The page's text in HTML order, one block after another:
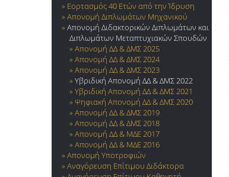
Εορτασμός 40 Ετών από την Ίδρυση
Απονομή Διπλωμάτων Mηχανικού
Απονομή Διδακτορικών Διπλωμάτων και
Διπλωμάτων Μεταπτυχιακών Σπουδών
Απονομή ΔΔ & ΔΜΣ 2025
Απονομή ΔΔ & ΔΜΣ 2024
Απονομή ΔΔ & ΔΜΣ 2023
Υβριδική Απονομή ΔΔ & ΔΜΣ 2022
Υβριδική Απονομή ΔΔ & ΔΜΣ 2021
Ψηφιακή Απονομή ΔΔ & ΔΜΣ 2020
Απονομή ΔΔ & ΔΜΣ 2019
Απονομή ΔΔ & ΔΜΣ 2018
Απονομή ΔΔ & ΜΔΕ 2017
Απονομή ΔΔ & ΜΔΕ 2016
Απονομή Υποτροφιών
Αναγόρευση Επίτιμου Διδάκτορα